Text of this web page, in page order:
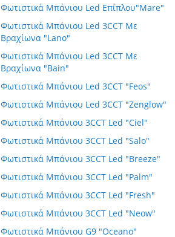
Φωτιστικά Μπάνιου Led Επίπλου"Mare"
Φωτιστικά Μπάνιου Led 3CCT Με
Βραχίωνα "Lano"
Φωτιστικά Μπάνιου Led 3CCT Με
Βραχίωνα "Bain"
Φωτιστικά Μπάνιου Led 3CCT "Feos"
Φωτιστικά Μπάνιου Led 3CCT "Zenglow"
Φωτιστικά Μπάνιου 3CCT Led "Ciel"
Φωτιστικά Μπάνιου 3CCT Led "Salo"
Φωτιστικά Μπάνιου 3CCT Led "Breeze"
Φωτιστικά Μπάνιου 3CCT Led "Palm"
Φωτιστικά Μπάνιου 3CCT Led "Fresh"
Φωτιστικά Μπάνιου 3CCT Led "Neow"
Φωτιστικά Μπάνιου G9 "Oceano"